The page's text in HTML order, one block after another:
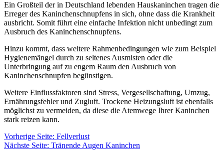
Ein Großteil der in Deutschland lebenden Hauskaninchen tragen die
Erreger des Kaninchenschnupfens in sich, ohne dass die Krankheit
ausbricht. Somit führt eine einfache Infektion nicht unbedingt zum
Ausbruch des Kaninchenschnupfens.
Hinzu kommt, dass weitere Rahmenbedingungen wie zum Beispiel
Hygienemängel durch zu seltenes Ausmisten oder die
Unterbringung auf zu engem Raum den Ausbruch von
Kaninchenschnupfen begünstigen.
Weitere Einflussfaktoren sind Stress, Vergesellschaftung, Umzug,
Ernährungsfehler und Zugluft. Trockene Heizungsluft ist ebenfalls
möglichst zu vermeiden, da diese die Atemwege Ihrer Kaninchen
stark reizen kann.
Vorherige Seite: Fellverlust
Nächste Seite: Tränende Augen Kaninchen